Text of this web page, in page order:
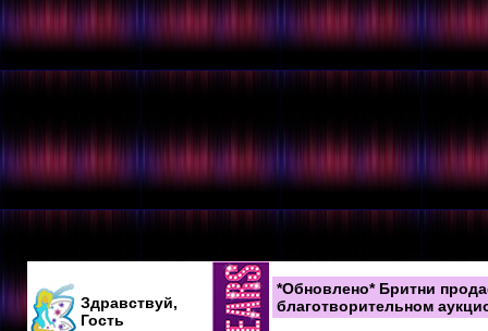
Здравствуй,
Гость
*Обновлено* Бритни
благотворительном